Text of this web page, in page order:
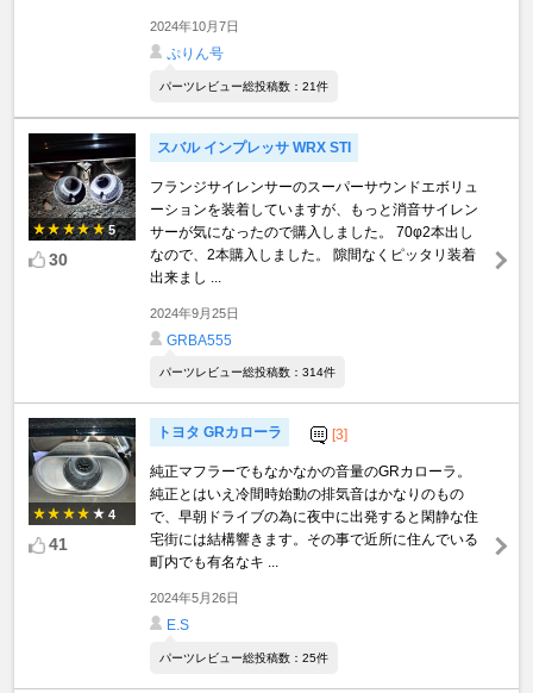
2024年10月7日
ぷりん号
パーツレビュー総投稿数：21件
5
30
スバル インプレッサ WRX STI
フランジサイレンサーのスーパーサウンドエボリュ
ーションを装着していますが、もっと消音サイレン
サーが気になったので購入しました。 70φ2本出し
なので、2本購入しました。 隙間なくピッタリ装着
出来まし ...
2024年9月25日
GRBA555
パーツレビュー総投稿数：314件
4
41
トヨタ GRカローラ [3]
純正マフラーでもなかなかの音量のGRカローラ。
純正とはいえ冷間時始動の排気音はかなりのもの
で、早朝ドライブの為に夜中に出発すると閑静な住
宅街には結構響きます。その事で近所に住んでいる
町内でも有名なキ ...
2024年5月26日
E.S
パーツレビュー総投稿数：25件